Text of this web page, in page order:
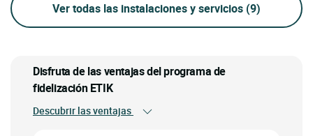
Ver todas las instalaciones y servicios (9)
Disfruta de las ventajas del programa de
fidelización ETIK
Descubrir las ventajas